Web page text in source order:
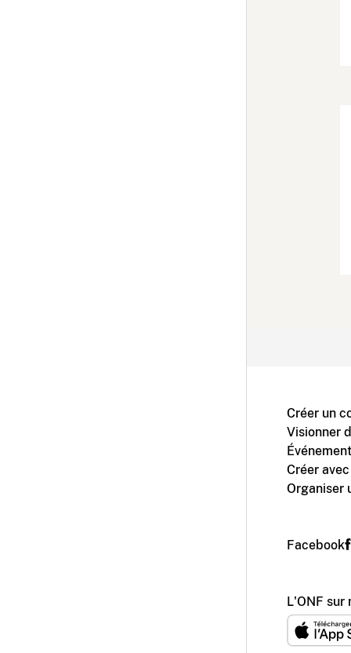
Créer un
Visionner
Créer
Organiser
Facebook
L'ONF sur